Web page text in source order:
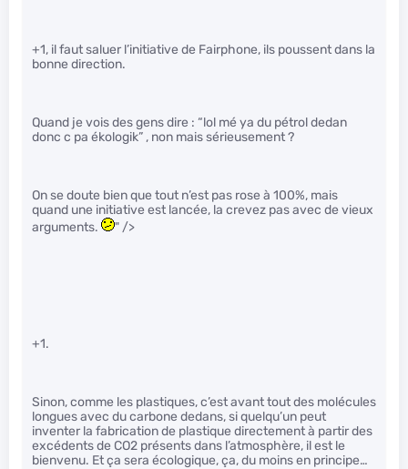
+1, il faut saluer l’initiative de Fairphone, ils poussent dans la
bonne direction.
Quand je vois des gens dire : “lol mé ya du pétrol dedan
donc c pa ékologik” , non mais sérieusement ?
On se doute bien que tout n’est pas rose à 100%, mais
quand une initiative est lancée, la crevez pas avec de vieux
arguments.
" />
+1.
Sinon, comme les plastiques, c’est avant tout des molécules
longues avec du carbone dedans, si quelqu’un peut
inventer la fabrication de plastique directement à partir des
excédents de CO2 présents dans l’atmosphère, il est le
bienvenu. Et ça sera écologique, ça, du moins en principe…